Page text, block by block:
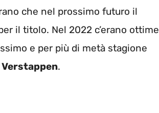
che nel prossimo futuro il
il titolo. Nel 2022 c’erano ottime
e per più di metà stagione
Verstappen.